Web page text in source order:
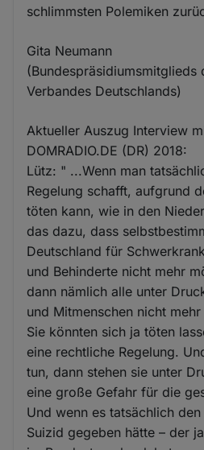
schlimmsten Polemiken
Gita Neumann
(Bundespräsidiumsmitglieds
Verbandes Deutschlands)
Aktueller Auszug Interview
DOMRADIO.DE (DR) 2018:
Lütz: " ...Wenn man
Regelung schafft, aufgrund
töten kann, wie in den
das dazu, dass
Deutschland für
und Behinderte nicht mehr
dann nämlich alle unter
und Mitmenschen nicht
Sie könnten sich ja töten
eine rechtliche Regelung.
tun, dann stehen sie unter
eine große Gefahr für die
Und wenn es tatsächlich
Suizid gegeben hätte – der